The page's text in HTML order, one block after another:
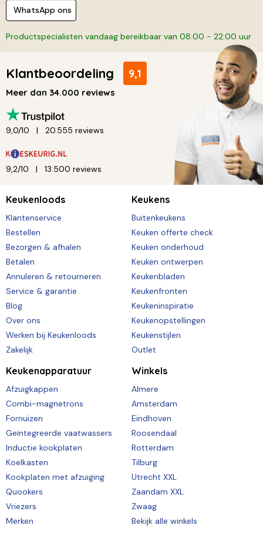
WhatsApp ons
Productspecialisten vandaag bereikbaar van 08:00 - 22:00 uur
Klantbeoordeling 9,1
Meer dan 34.000 reviews
9,0/10 20.555 reviews
9,2/10 13.500 reviews
Keukenloods
Klantenservice
Bestellen
Bezorgen & afhalen
Betalen
Annuleren & retourneren
Service & garantie
Blog
Over ons
Werken bij Keukenloods
Zakelijk
Keukens
Buitenkeukens
Keuken offerte check
Keuken onderhoud
Keuken ontwerpen
Keukenbladen
Keukenfronten
Keukeninspiratie
Keukenopstellingen
Keukenstijlen
Outlet
Keukenapparatuur
Afzuigkappen
Combi-magnetrons
Fornuizen
Geïntegreerde vaatwassers
Inductie kookplaten
Koelkasten
Kookplaten met afzuiging
Quookers
Vriezers
Merken
Winkels
Almere
Amsterdam
Eindhoven
Roosendaal
Rotterdam
Tilburg
Utrecht XXL
Zaandam XXL
Zwaag
Bekijk alle winkels